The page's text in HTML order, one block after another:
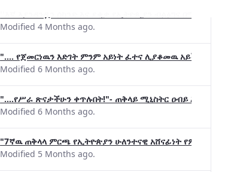
Modified 4 Months ago.
".... የጀመርነዉን እድገት ምንም አይነት ፈተና ሊያቆመዉ አይችልም"-
Modified 6 Months ago.
"....የሥራ ጽናታችሁን ቀጥሉበት!"- ጠቅላይ ሚኒስትር ዐብይ አሕመድ (ዶ/ር)
Modified 6 Months ago.
"7ኛዉ ጠቅላላ ምርጫ የኢትዮጵያን ሁለንተናዊ አሸናፊነት የምናረጋግጥበት
Modified 5 Months ago.